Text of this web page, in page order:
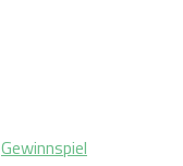
Gewinnspiel